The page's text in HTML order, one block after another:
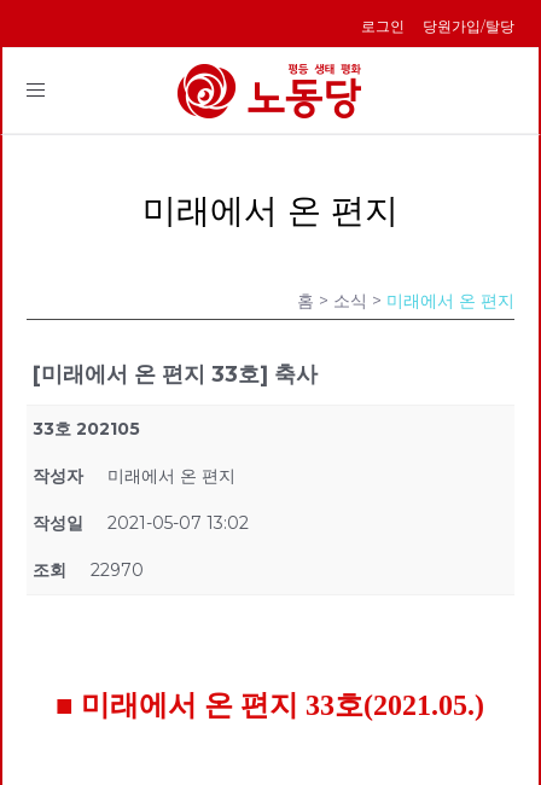
로그인 당원가입/탈당
Toggle
미래에서 온 편지
홈 > 소식 > 미래에서 온 편지
[미래에서 온 편지 33호] 축사
33호 202105
작성자 미래에서 온 편지
작성일 2021-05-07 13:02
조회 22970
■ 미래에서 온 편지 33호(2021.05.)